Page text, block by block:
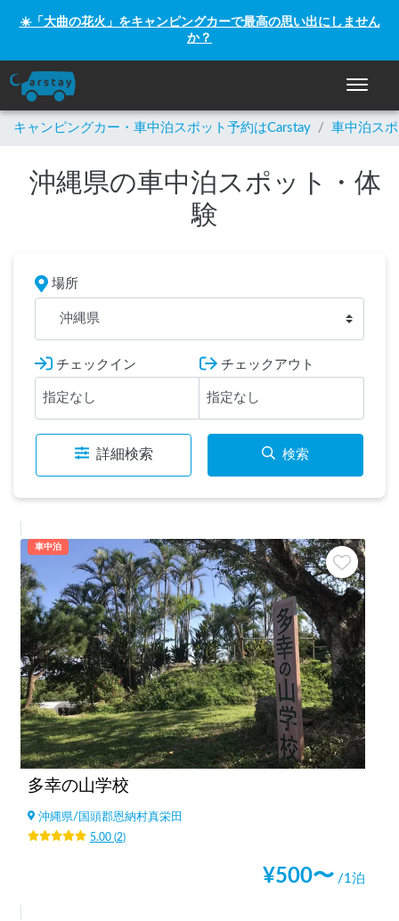
☀️「大曲の花火」をキャンピングカーで最高の思い出にしません
か？
ナビゲ
キャンピングカー・車中泊スポット予約はCarstay / 車中泊ス
沖縄県の車中泊スポット・体
験
場所
沖縄県
チェックイン チェックアウト
詳細検索 検索
車中泊
多幸の山学校
沖縄県/ 国頭郡恩納村真栄田
5.00(2)
¥500〜 /1泊